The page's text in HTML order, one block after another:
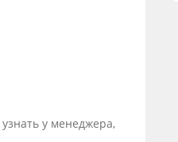
у менеджера,